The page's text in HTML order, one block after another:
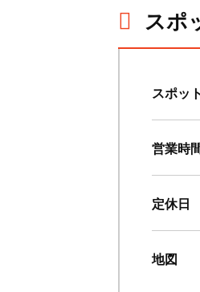
スポ
スポッ
営業時
定休日
地図